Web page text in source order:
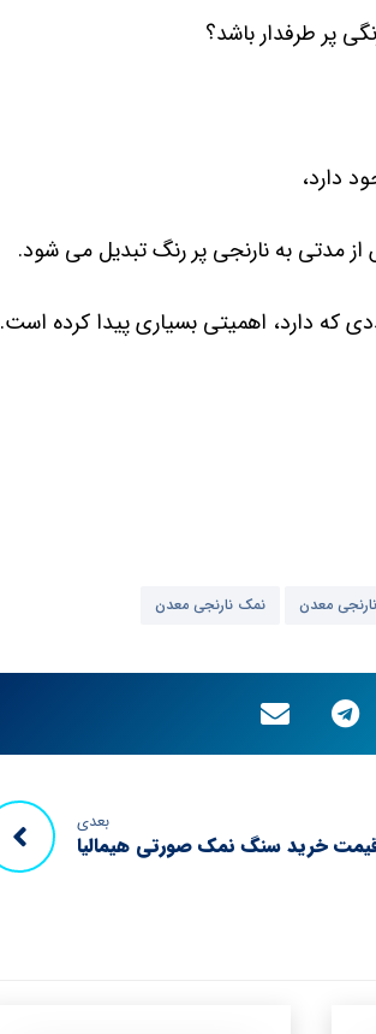
پر طرفدار باشد؟
دارد،
مدتی به نارنجی پر رنگ تبدیل می شود.
که دارد، اهمیتی بسیاری پیدا کرده است.
معدن نمک نارنجی معدن
بعدی
خرید سنگ نمک صورتی هیمالیا